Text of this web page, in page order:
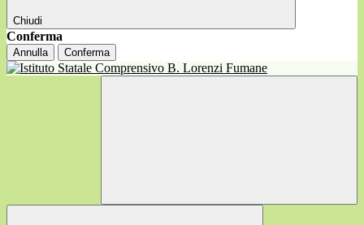
Chiudi
Conferma
Annulla Conferma